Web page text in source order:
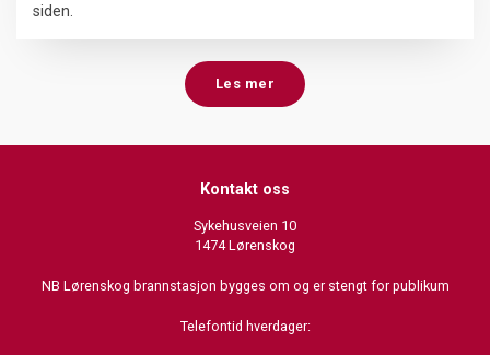
siden.
Les mer
Kontakt oss
Sykehusveien 10
1474 Lørenskog
NB Lørenskog brannstasjon bygges om og er stengt for publikum
Telefontid hverdager: